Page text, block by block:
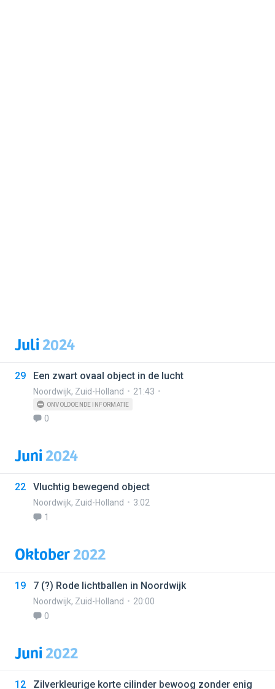
Juli2024
29 Een zwart ovaal object in de lucht
Noordwijk, Zuid-Holland 21:43
ONVOLDOENDE INFORMATIE
0
Juni2024
22 Vluchtig bewegend object
Noordwijk, Zuid-Holland
3:02
1
Oktober2022
19 7 (?) Rode lichtballen in Noordwijk
Noordwijk, Zuid-Holland
20:00
0
Juni2022
12 Zilverkleurige korte cilinder bewoog zonder enig